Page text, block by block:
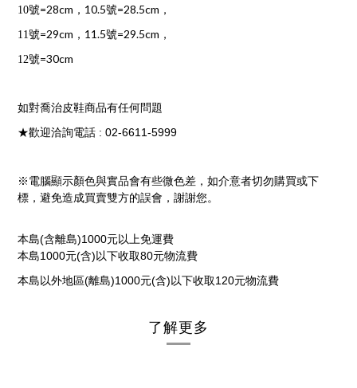
10號=28cm ， 10.5號=28.5cm ，
11號=29cm ， 11.5號=29.5cm ，
12號=30cm
如對喬治皮鞋商品有任何問題
★歡迎洽詢電話 : 02-6611-5999
※電腦顯示顏色與實品會有些微色差，如介意者切勿購買或下
標，避免造成買賣雙方的誤會，謝謝您。
本島(含離島)1000元以上免運費
本島1000元(含)以下收取80元物流費
本島以外地區(離島)1000元(含)以下收取 120元物流費
了解更多